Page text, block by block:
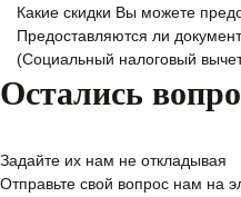
Какие скидки Вы можете
Предоставляются ли
(Социальный налоговый
Остались
Задайте их нам не откладывая
Отправьте свой вопрос нам на